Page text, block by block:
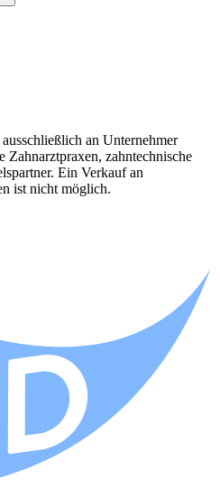
an Unternehmer
Zahnarztpraxen, zahntechnische
Ein Verkauf an
ist nicht möglich.